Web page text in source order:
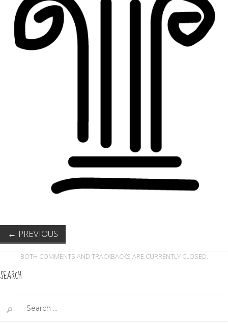
← PREVIOUS
BOTH COMMENTS AND TRACKBACKS ARE CURRENTLY CLOSED.
SEARCH
for: